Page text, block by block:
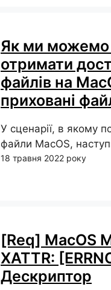
Як ми можемо
отримати
файлів на
приховані
У сценарії, в якому
файли MacOS,
18 травня 2022 року
[Req] MacOS
XATTR:
Дескриптор